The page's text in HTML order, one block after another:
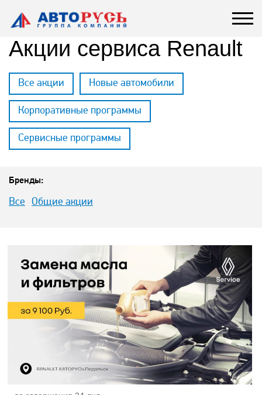
Акции сервиса Renault
Все акции Новые автомобили
Корпоративные программы
Сервисные программы
Бренды:
Все Общие акции